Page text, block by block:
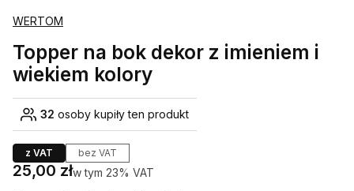
WERTOM
Topper na bok dekor z imieniem i
wiekiem kolory
32 osoby kupiły ten produkt
z VAT bez VAT
Cena
25,00 złw tym 23% VAT
w tym 23% VAT